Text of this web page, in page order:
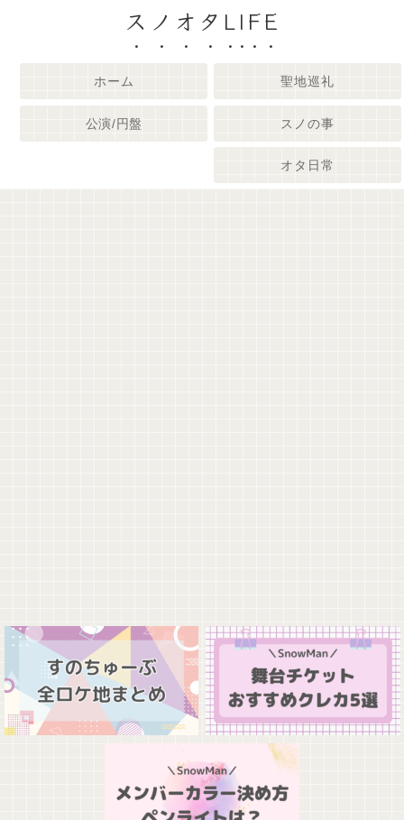
スノオタLIFE
ホーム 聖地巡礼
公演/円盤 スノの事
オタ日常